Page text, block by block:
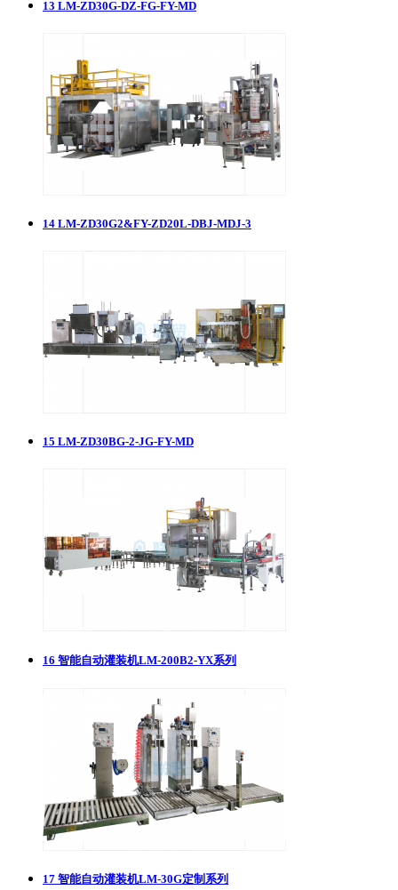
13 LM-ZD30G-DZ-FG-FY-MD
14 LM-ZD30G2&FY-ZD20L-DBJ-MDJ-3
15 ​LM-ZD30BG-2-JG-FY-MD
16 智能自动灌装机LM-200B2-YX系列
17 智能自动灌装机LM-30G定制系列